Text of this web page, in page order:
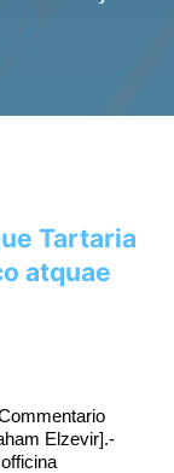
Tartaria
atquae
Elzevir].-